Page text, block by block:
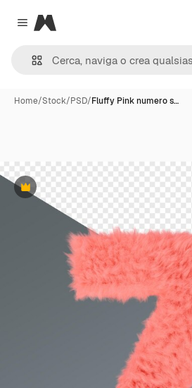
Close menu
Magnific
Home/Stock/PSD/Fluffy Pink numero s…
Premium